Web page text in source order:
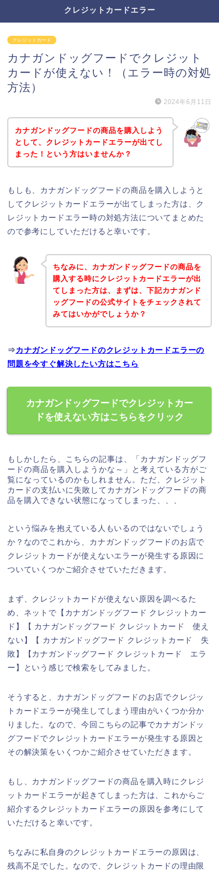
クレジットカードエラー
クレジットカード
カナガンドッグフードでクレジット
カードが使えない！（エラー時の対処
方法）
2024年6月11日
カナガンドッグフードの商品を購入しよう
として、クレジットカードエラーが出てし
まった！という方はいませんか？
もしも、カナガンドッグフードの商品を購入しようと
してクレジットカードエラーが出てしまった方は、ク
レジットカードエラー時の対処方法についてまとめた
ので参考にしていただけると幸いです。
ちなみに、カナガンドッグフードの商品を
購入する時にクレジットカードエラーが出
てしまった方は、まずは、下記カナガンド
ッグフードの公式サイトをチェックされて
みてはいかがでしょうか？
⇒ カナガンドッグフードのクレジットカードエラーの
問題を今すぐ解決したい方はこちら
カナガンドッグフードでクレジットカー
ドを使えない方はこちらをクリック
もしかしたら、こちらの記事は、「カナガンドッグフ
ードの商品を購入しようかな～」と考えている方がご
覧になっているのかもしれません。ただ、クレジット
カードの支払いに失敗してカナガンドッグフードの商
品を購入できない状態になってしまった、、、
という悩みを抱えている人もいるのではないでしょう
か？なのでこれから、カナガンドッグフードのお店で
クレジットカードが使えないエラーが発生する原因に
ついていくつかご紹介させていただきます。
まず、クレジットカードが使えない原因を調べるた
め、ネットで【カナガンドッグフード クレジットカー
ド】【 カナガンドッグフード クレジットカード 使え
ない】【 カナガンドッグフード クレジットカード 失
敗】【カナガンドッグフード クレジットカード エラ
ー】という感じで検索をしてみました。
そうすると、カナガンドッグフードのお店でクレジッ
トカードエラーが発生してしまう理由がいくつか分か
りました。なので、今回こちらの記事でカナガンドッ
グフードでクレジットカードエラーが発生する原因と
その解決策をいくつかご紹介させていただきます。
もし、カナガンドッグフードの商品を購入時にクレジ
ットカードエラーが起きてしまった方は、これからご
紹介するクレジットカードエラーの原因を参考にして
いただけると幸いです。
ちなみに私自身のクレジットカードエラーの原因は、
残高不足でした。なので、クレジットカードの理由限